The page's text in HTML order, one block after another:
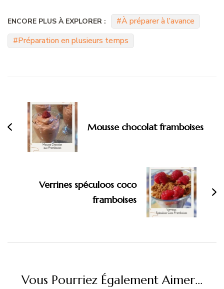
ENCORE PLUS À EXPLORER :
À préparer à l’avance
Préparation en plusieurs temps
d'article
Mousse chocolat framboises
Verrines spéculoos coco
framboises
Vous Pourriez Également Aimer...